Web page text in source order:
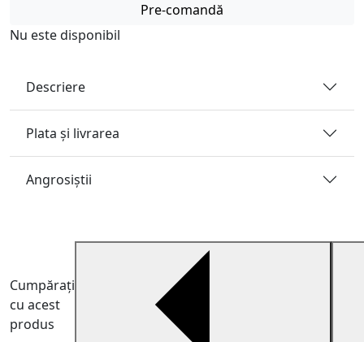
Pre-comandă
Nu este disponibil
Descriere
Plata și livrarea
Angrosiştii
Cumpărați
cu acest
produs